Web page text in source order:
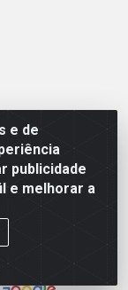
e de
publicidade
e melhorar a